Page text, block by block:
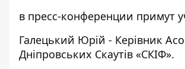
в пресс-конференции примут
Галецький Юрій - Керівник
Дніпровських Скаутів «СКІФ».